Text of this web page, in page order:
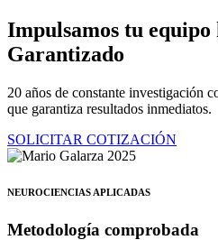
Ir
al
contenido
Impulsamos tu equipo
Garantizado
20 años de constante investigación
que garantiza resultados inmediatos.
SOLICITAR COTIZACIÓN
NEUROCIENCIAS APLICADAS
Metodología comprobada